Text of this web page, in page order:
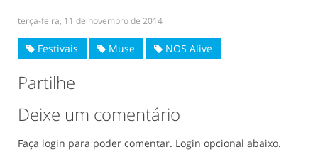
terça-feira, 11 de novembro de 2014
Festivais Muse NOS Alive
Partilhe
Deixe um comentário
Faça login para poder comentar. Login opcional abaixo.